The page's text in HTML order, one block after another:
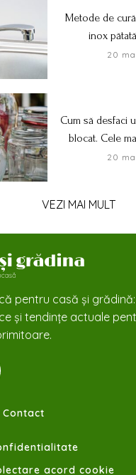
Metode de
inox
20
Cum să desfaci
blocat. Cele
20
VEZI MAI MULT
pentru casă și
și tendințe actuale
Contact
acord cookie